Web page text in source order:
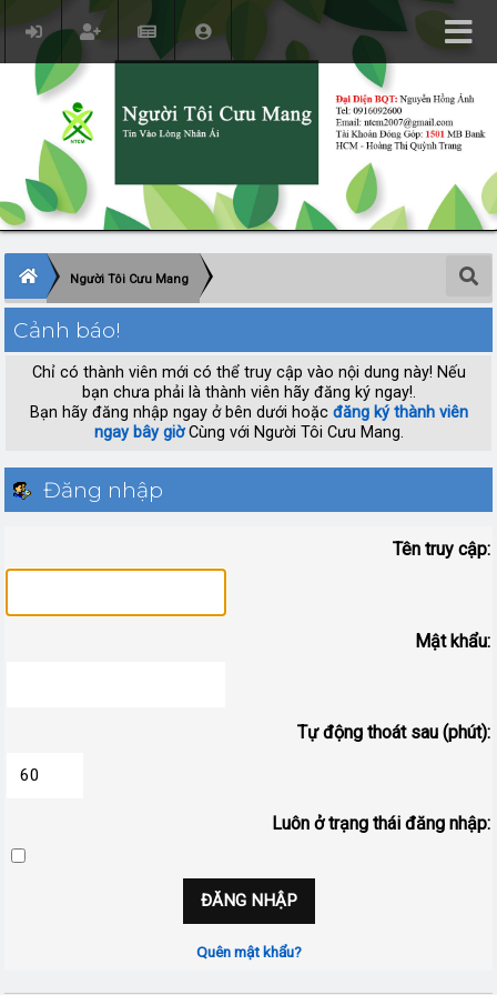
Người Tôi Cưu Mang
Cảnh báo!
Chỉ có thành viên mới có thể truy cập vào nội dung này! Nếu
bạn chưa phải là thành viên hãy đăng ký ngay!.
Bạn hãy đăng nhập ngay ở bên dưới hoặc đăng ký thành viên
ngay bây giờCùng với Người Tôi Cưu Mang.
Đăng nhập
Tên truy cập:
Mật khẩu:
Tự động thoát sau (phút):
Luôn ở trạng thái đăng nhập:
Quên mật khẩu?